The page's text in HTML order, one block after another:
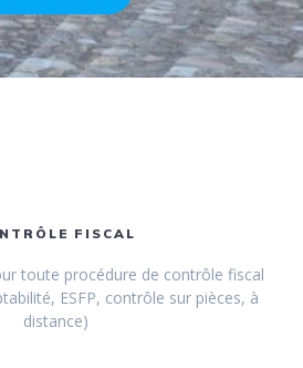
FISCAL
toute procédure de contrôle fiscal
ESFP, contrôle sur pièces, à
distance)